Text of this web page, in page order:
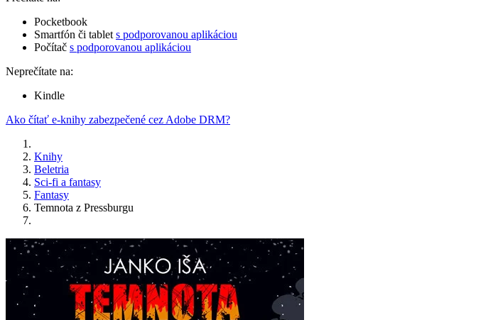
Pocketbook
Smartfón či tablet s podporovanou aplikáciou
Počítač s podporovanou aplikáciou
Neprečítate na:
Kindle
Ako čítať e-knihy zabezpečené cez Adobe DRM?
Knihy
Beletria
Sci-fi a fantasy
Fantasy
Temnota z Pressburgu